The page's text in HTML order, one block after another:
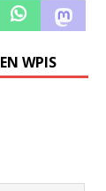
WPIS